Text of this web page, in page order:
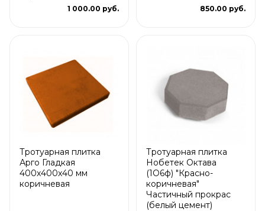
1 000.00 руб. 850.00 руб.
Тротуарная плитка
Арго Гладкая
400x400x40 мм
коричневая
Тротуарная плитка
Нобетек Октава
(1О6ф) "Красно-
коричневая"
Частичный прокрас
(белый цемент)